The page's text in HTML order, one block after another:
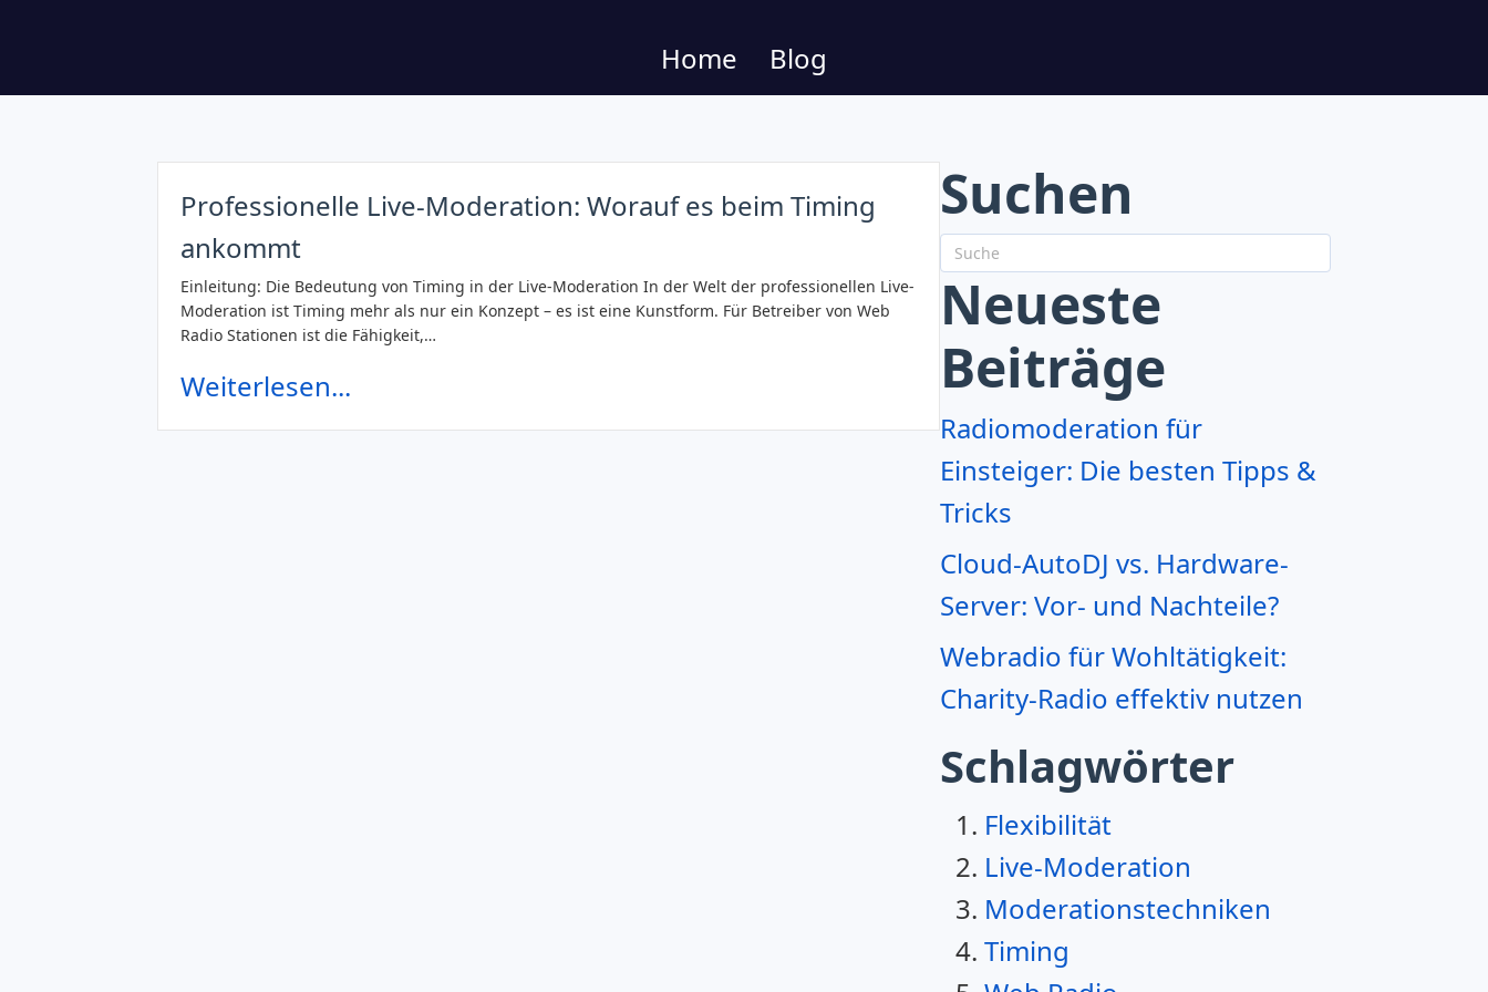
Home Blog
Professionelle Live-Moderation: Worauf es beim Timing
ankommt
Einleitung: Die Bedeutung von Timing in der Live-Moderation In der Welt der professionellen Live-
Moderation ist Timing mehr als nur ein Konzept – es ist eine Kunstform. Für Betreiber von Web
Radio Stationen ist die Fähigkeit,…
Weiterlesen...
Suchen
Neueste
Beiträge
Radiomoderation für
Einsteiger: Die besten Tipps &
Tricks
Cloud-AutoDJ vs. Hardware-
Server: Vor- und Nachteile?
Webradio für Wohltätigkeit:
Charity-Radio effektiv nutzen
Schlagwörter
Flexibilität
Live-Moderation
Moderationstechniken
Timing